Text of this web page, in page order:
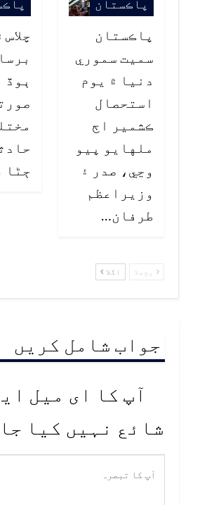
پاڪستان
پاڪستان
سميت سموري
دنيا ۾ يوم
استحصال
ڪشمير اڄ
ملهايو پيو
وڃي، صدر ۽
وزيراعظم
طرفان…
ٻوڏ
ڄڻا
پچھلا اگلا
جواب شامل کریں
آپ کا ای میل
شائع نہیں کیا